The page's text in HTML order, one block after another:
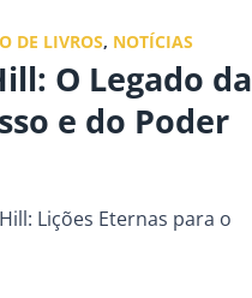
DE LIVROS, NOTÍCIAS
O Legado da
e do Poder
Lições Eternas para o